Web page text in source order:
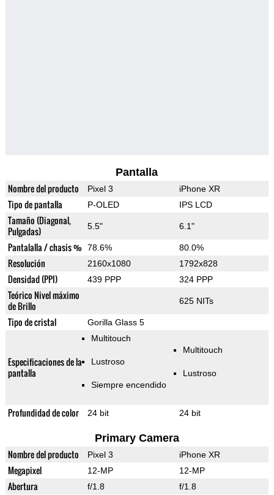
Pantalla
Nombre del producto Pixel 3 iPhone XR
Tipo de pantalla P-OLED IPS LCD
Tamaño (Diagonal,
Pulgadas)
5.5" 6.1"
Pantalalla / chasis % 78.6% 80.0%
Resolución 2160x1080 1792x828
Densidad (PPI) 439 PPP 324 PPP
Teórico Nivel máximo
de Brillo
625 NITs
Tipo de cristal Gorilla Glass 5
Especificaciones de la
pantalla
Multitouch
Lustroso
Siempre encendido
Multitouch
Lustroso
Profundidad de color 24 bit 24 bit
Primary Camera
Nombre del producto Pixel 3 iPhone XR
Megapixel 12-MP 12-MP
Abertura f/1.8 f/1.8